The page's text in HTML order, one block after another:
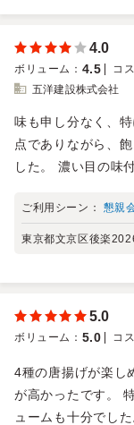
4.0
ボリューム ： 4.5 コ
五洋建設株式会社
味も申し分なく、
点でありながら、
した。 濃い目の味
ご利用シーン： 懇親
東京都文京区後楽
5.0
ボリューム ： 5.0 コ
4種の唐揚げが楽し
が高かったです。
ュームも十分でし